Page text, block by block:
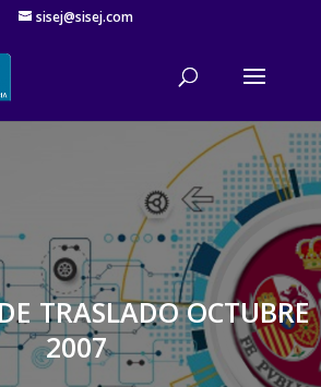
sisej@sisej.com
TRASLADO OCTUBRE
2007